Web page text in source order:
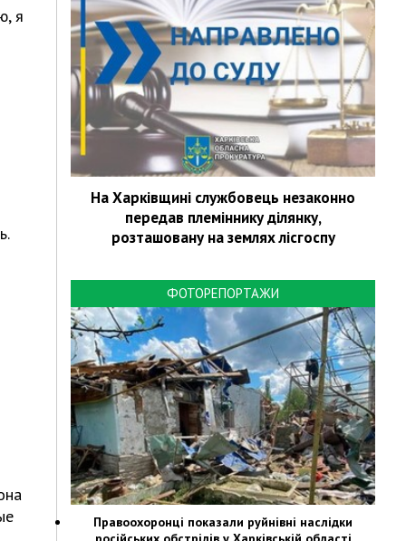
я
На Харківщині службовець незаконно
передав племіннику ділянку,
розташовану на землях лісгоспу
ФОТОРЕПОРТАЖИ
Правоохоронці показали руйнівні наслідки